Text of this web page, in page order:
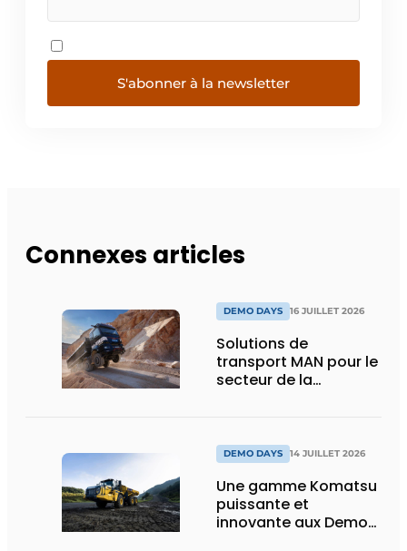
S'abonner à la newsletter
Connexes articles
DEMO DAYS 16 JUILLET 2026
Solutions de
transport MAN pour le
secteur de la
DEMO DAYS 14 JUILLET 2026
Une gamme Komatsu
puissante et
innovante aux Demo